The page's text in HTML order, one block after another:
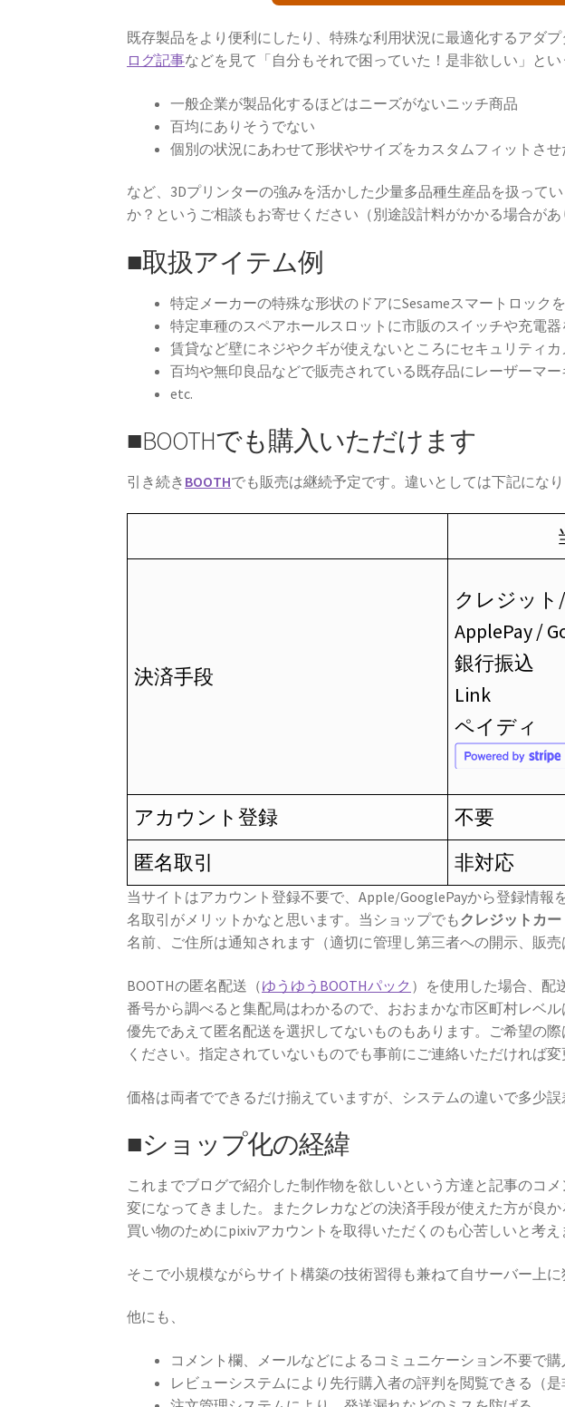
リ
エ
シ
ョ
が
り
ま
オ
プ
シ
は
商
ー
か
選
で
既存製品をより便利にしたり、特殊な利用状況に最適化するアダ
ログ記事などを見て「自分もそれで困っていた！是非欲しい」と
一般企業が製品化するほどはニーズがないニッチ商品
百均にありそうでない
個別の状況にあわせて形状やサイズをカスタムフィットさせ
など、3Dプリンターの強みを活かした少量多品種生産品を扱って
か？というご相談もお寄せください（別途設計料がかかる場合があ
■取扱アイテム例
特定メーカーの特殊な形状のドアにSesameスマートロック
特定車種のスペアホールスロットに市販のスイッチや充電
賃貸など壁にネジやクギが使えないところにセキュリティ
百均や無印良品などで販売されている既存品にレーザーマ
etc.
■BOOTHでも購入いただけます
引き続き BOOTHでも販売は継続予定です。違いとしては下記になり
決済手段
クレジッ
ApplePay /
銀行振込
Link
ペイディ
アカウント登録
不要
匿名取引
非対応
当サイトはアカウント登録不要で、Apple/GooglePayから登録情
名取引がメリットかなと思います。当ショップでもクレジットカ
名前、ご住所は通知されます（適切に管理し第三者への開示、販売
BOOTHの匿名配送（ゆうゆうBOOTHパック ）を使用した場合、配
番号から調べると集配局はわかるので、おおまかな市区町村レベ
優先であえて匿名配送を選択してないものもあります。ご希望の
ください。指定されていないものでも事前にご連絡いただければ
価格は両者でできるだけ揃えていますが、システムの違いで多少誤
■ショップ化の経緯
これまでブログで紹介した制作物を欲しいという方達と記事のコ
変になってきました。またクレカなどの決済手段が使えた方が良
買い物のためにpixivアカウントを取得いただくのも心苦しいと考え
そこで小規模ながらサイト構築の技術習得も兼ねて自サーバー上
他にも、
コメント欄、メールなどによるコミュニケーション不要で購
レビューシステムにより先行購入者の評判を閲覧できる（是